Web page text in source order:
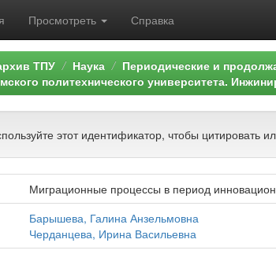
Просмотреть Справка
ТПУ Наука
Периодические и
политехнического университета.
этот идентификатор, чтобы цитировать
Миграционные процессы в период
Барышева, Галина Анзельмовна
Черданцева, Ирина Васильевна